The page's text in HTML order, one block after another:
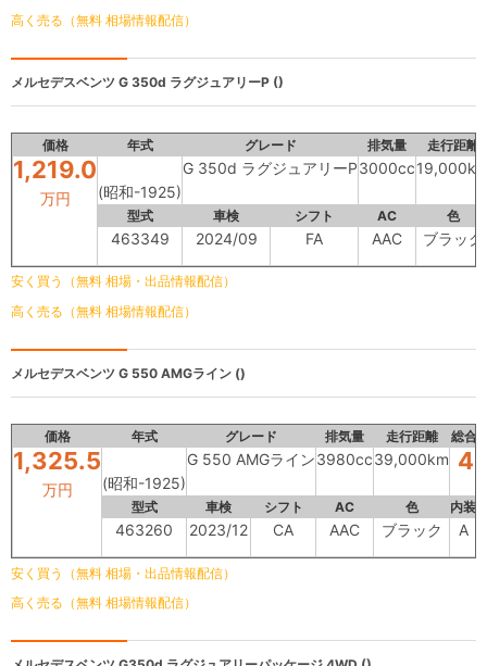
高く売る（無料 相場情報配信）
メルセデスベンツ G 350d ラグジュアリーP ()
価格 年式 グレード 排気量 走行距離
1,219.0
万円 (昭和-1925)
G 350d ラグジュアリーP3000cc
型式 車検 シフト AC 色
463349 2024/09 FA AAC ブラック
安く買う（無料 相場・出品情報配信）
高く売る（無料 相場情報配信）
メルセデスベンツ G 550 AMGライン ()
価格 年式 グレード 排気量 走行距離 総合
1,325.5
万円 (昭和-1925)
G 550 AMGライン3980cc39,000km
型式 車検 シフト AC 色 内装
463260 2023/12 CA AAC ブラック A
安く買う（無料 相場・出品情報配信）
高く売る（無料 相場情報配信）